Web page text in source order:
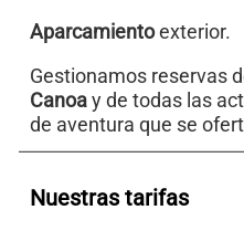
Aparcamientoexterior.
Gestionamos reservas
Canoay de todas las
de aventura que se
Nuestras tarifas